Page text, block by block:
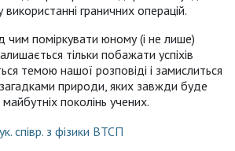
граничних операцій.
чим поміркувати юному (і не лише)
тільки побажати успіхів
темою нашої розповіді і замислиться
природи, яких завжди буде
поколінь учених.
співр. з фізики ВТСП